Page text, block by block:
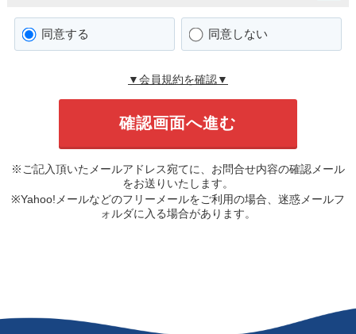
同意する 同意しない
▼会員規約を確認▼
※ご記入頂いたメールアドレス宛てに、お問合せ内容の確認メール
をお送りいたします。
※Yahoo!メールなどのフリーメールをご利用の場合、迷惑メールフ
ォルダに入る場合があります。